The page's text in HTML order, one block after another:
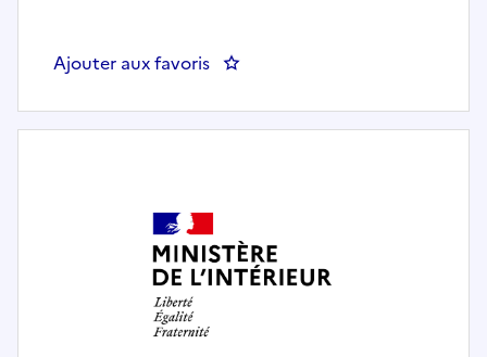
Ajouter aux favoris : Adjoint au chef du service